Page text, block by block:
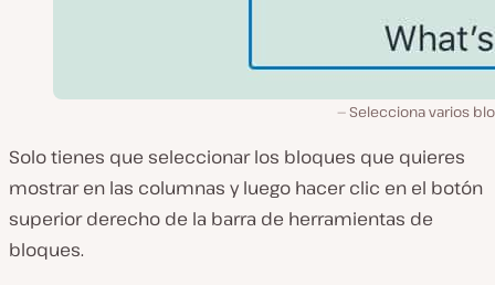
Selecciona varios
Solo tienes que seleccionar los bloques que quieres
mostrar en las columnas y luego hacer clic en el botón
superior derecho de la barra de herramientas de
bloques.